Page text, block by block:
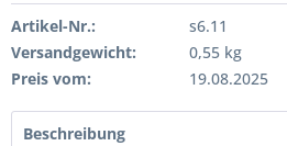
Artikel-Nr.:
s6.11
Versandgewicht:
0,55 kg
Preis vom:
19.08.2025
Beschreibung